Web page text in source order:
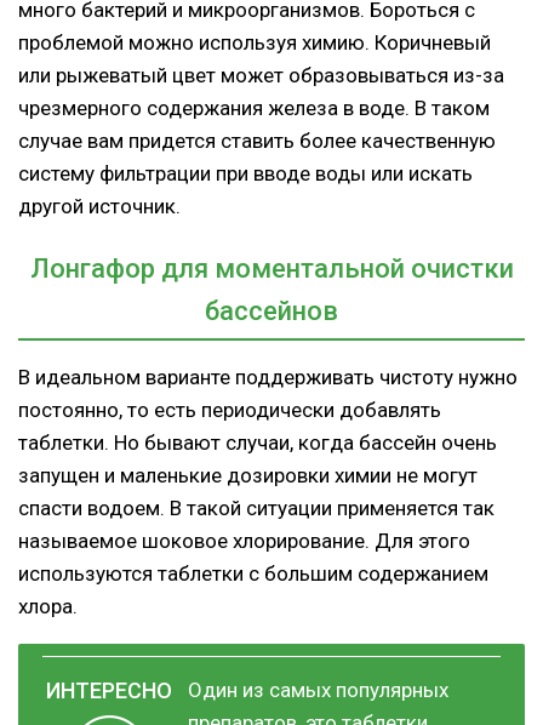
много бактерий и микроорганизмов. Бороться с
проблемой можно используя химию. Коричневый
или рыжеватый цвет может образовываться из-за
чрезмерного содержания железа в воде. В таком
случае вам придется ставить более качественную
систему фильтрации при вводе воды или искать
другой источник.
Лонгафор для моментальной очистки
бассейнов
В идеальном варианте поддерживать чистоту нужно
постоянно, то есть периодически добавлять
таблетки. Но бывают случаи, когда бассейн очень
запущен и маленькие дозировки химии не могут
спасти водоем. В такой ситуации применяется так
называемое шоковое хлорирование. Для этого
используются таблетки с большим содержанием
хлора.
Один из самых популярных